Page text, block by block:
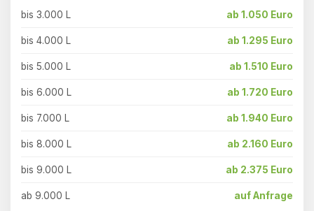
bis 3.000 L ab 1.050 Euro
bis 4.000 L ab 1.295 Euro
bis 5.000 L ab 1.510 Euro
bis 6.000 L ab 1.720 Euro
bis 7.000 L ab 1.940 Euro
bis 8.000 L ab 2.160 Euro
bis 9.000 L ab 2.375 Euro
ab 9.000 L auf Anfrage